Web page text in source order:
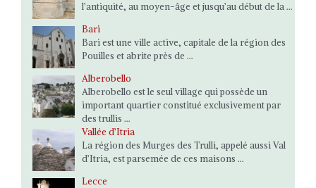
l’antiquité, au moyen-âge et jusqu’au début de la ...
Bari
Bari est une ville active, capitale de la région des
Pouilles et abrite près de ...
Alberobello
Alberobello est le seul village qui possède un
important quartier constitué exclusivement par
des trullis ...
Vallée d’Itria
La région des Murges des Trulli, appelé aussi Val
d’Itria, est parsemée de ces maisons ...
Lecce